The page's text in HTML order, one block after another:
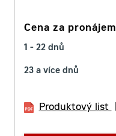
Cena za pronájem
1 - 22 dnů
23 a více dnů
Produktový list